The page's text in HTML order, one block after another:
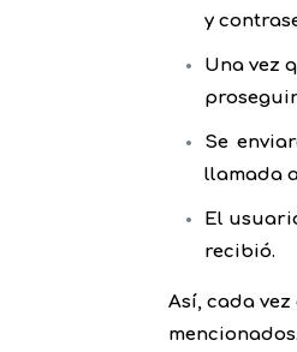
y
Una vez
Se
llamada
El
recibió.
Así, cada
mencionados.